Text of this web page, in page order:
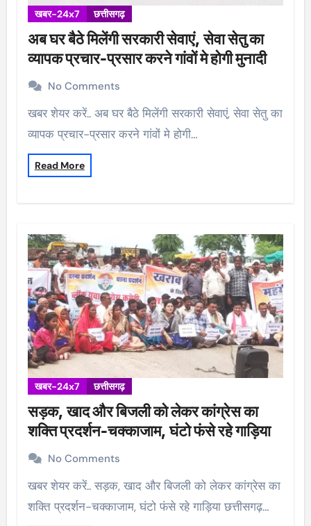
खबर-24x7 छत्तीसगढ़
अब घर बैठे मिलेंगी सरकारी सेवाएं, सेवा सेतु का
व्यापक प्रचार-प्रसार करने गांवों मे होगी मुनादी
No Comments
खबर शेयर करें.. अब घर बैठे मिलेंगी सरकारी सेवाएं, सेवा सेतु का
व्यापक प्रचार-प्रसार करने गांवों मे होगी…
Read More
खबर-24x7 छत्तीसगढ़
सड़क, खाद और बिजली को लेकर कांग्रेस का
शक्ति प्रदर्शन-चक्काजाम, घंटो फंसे रहे गाड़िया
No Comments
खबर शेयर करें.. सड़क, खाद और बिजली को लेकर कांग्रेस का
शक्ति प्रदर्शन-चक्काजाम, घंटो फंसे रहे गाड़िया छत्तीसगढ़…